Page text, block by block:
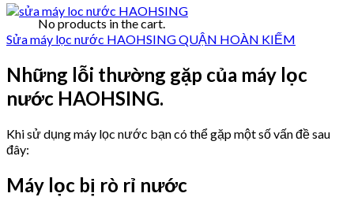
No products in the cart.
Sửa máy lọc nước HAOHSING QUẬN HOÀN KIẾM
Những lỗi thường gặp của máy lọc
nước HAOHSING.
Khi sử dụng máy lọc nước bạn có thể gặp một số vấn đề sau
đây:
Máy lọc bị rò rỉ nước